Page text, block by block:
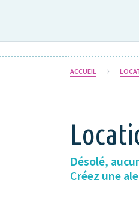
ACCUEIL
Désolé,
Créez une